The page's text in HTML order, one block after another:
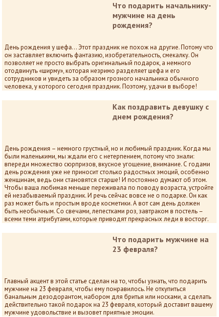
Что подарить начальнику-
мужчине на день
рождения?
День рождения у шефа… Этот праздник не похож на другие. Потому что
он заставляет включить фантазию, изобретательность, смекалку. Он
позволяет не просто выбрать оригинальный подарок, а немного
отодвинуть «ширму», которая незримо разделяет шефа и его
сотрудников и увидеть за образом грозного начальника обычного
человека, у которого сегодня праздник. Поэтому, удачи в выборе!
Как поздравить девушку с
днем рождения?
День рождения – немного грустный, но и любимый праздник. Когда мы
были маленькими, мы ждали его с нетерпением, потому что знали:
впереди множество сюрпризов, вкусное угощение, внимание. С годами
день рождения уже не приносит столько радостных эмоций, особенно
женщинам, ведь они становятся старше! И постоянно думают об этом.
Чтобы ваша любимая меньше переживала по поводу возраста, устройте
ей незабываемый праздник. И речь сейчас вовсе не о подарке. Он как
раз может быть и простым вроде косметики. А вот сам день должен
быть необычным. Со свечами, лепестками роз, завтраком в постель –
всеми теми атрибутами, которые приводят прекрасных леди в восторг.
Что подарить мужчине на
23 февраля?
Главный акцент в этой статье сделан на то, чтобы узнать, что подарить
мужчине на 23 февраля, чтобы ему понравилось. Не откупиться
банальным дезодорантом, набором для бритья или носками, а сделать
действительно такой подарок на 23 февраля, который доставит вашему
мужчине удовольствие и вызовет приятные эмоции.